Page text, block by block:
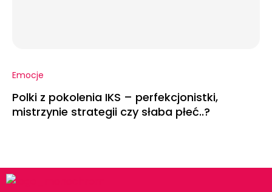
Emocje
Polki z pokolenia IKS – perfekcjonistki,
mistrzynie strategii czy słaba płeć..?